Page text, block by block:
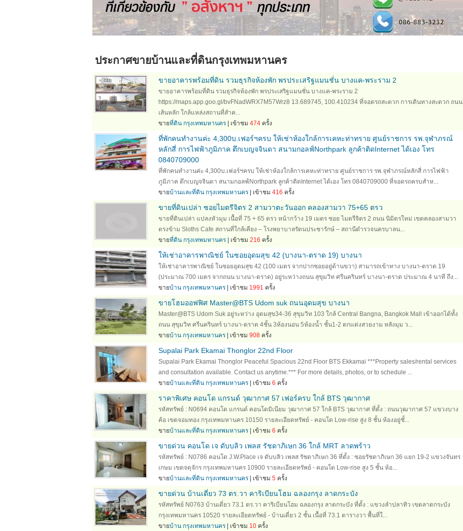
ประกาศขายบ้านและที่ดินกรุงเทพมหานคร
ขายอาคารพร้อมที่ดิน รวมธุรกิจห้องพัก พรประเสริฐแมนชั่น บางแค-พระราม 2
ขายอาคารพร้อมที่ดิน รวมธุรกิจห้องพัก พรประเสริฐแมนชั่น บางแค-พระราม 2
https://maps.app.goo.gl/bvFNadWRX7M57Wrz8 13.689745, 100.410234 ที่จอดรถสะดวก การเดินทางสะดวก ถนน
เส้นหลัก ใกล้แหล่งสถานที่สำค...
ขายที่ดิน กรุงเทพมหานคร| เข้าชม 474ครั้ง
ที่พักคนทำงานค่ะ 4,300บ.เฟอร์ฯครบ ให้เช่าห้องใกล้การเคหะท่าทราย ศูนย์ราชการ รพ.จุฬาภรณ์
หลักสี่ การไฟฟ้าภูมิภาค ตึกเบญจจินดา สนามกอลฟ์Northpark ลูกค้าติดInternet ได้เอง โทร
0840709000
ที่พักคนทำงานค่ะ 4,300บ.เฟอร์ฯครบ ให้เช่าห้องใกล้การเคหะท่าทราย ศูนย์ราชการ รพ.จุฬาภรณ์หลักสี่ การไฟฟ้า
ภูมิภาค ตึกเบญจจินดา สนามกอลฟ์Northpark ลูกค้าติดInternet ได้เอง โทร 0840709000 ที่จอดรถครบสำห...
ขายบ้านและที่ดิน กรุงเทพมหานคร| เข้าชม 416 ครั้ง
ขายที่ดินเปล่า ซอยไมตรีจิตร 2 สามวาตะวันออก คลองสามวา 75+65 ตรว
ขายที่ดินเปล่า แปลงหัวมุม เนื้อที่ 75 + 65 ตรว หน้ากว้าง 19 เมตร ซอย ไมตรีจิตร 2 ถนน นิมิตรใหม่ เขตคลองสามวา
ตรงข้าม Sloths Cafe สถานที่ใกล้เคียง – โรงพยาบาลรัตนประชารักษ์ – สถานีตำรวจนครบาลน...
ขายที่ดิน กรุงเทพมหานคร| เข้าชม 216 ครั้ง
ให้เช่าอาคารพาณิชย์ ในซอยอุดมสุข 42 (บางนา-ตราด 19) บางนา
ให้เช่าอาคารพาณิชย์ ในซอยอุดมสุข 42 (100 เมตร จากปากซอยอยู่ด้านขวา) สามารถเข้าทาง บางนา-ตราด 19
(ประมาณ 700 เมตร จากถนน บางนา-ตราด) อยู่ระหว่างถนน สุขุมวิท ศรีนครินทร์ บางนา-ตราด ประมาณ 4 นาที ถึง...
ขายบ้าน กรุงเทพมหานคร| เข้าชม 1991 ครั้ง
ขายโฮมออฟฟิศ Master@BTS Udom suk ถนนอุดมสุข บางนา
Master@BTS Udom Suk อยู่ระหว่าง อุดมสุข34-36 สุขุมวิท 103 ใกล้ Central Bangna, Bangkok Mall เข้าออกได้ทั้ง
ถนน สุขุมวิท ศรีนครินทร์ บางนา-ตราด 4ชั้น 3ห้องนอน 5ห้องน้ำ ชั้น1-2 ตกแต่งสวยงาม หลังมุม ว...
ขายบ้าน กรุงเทพมหานคร| เข้าชม 908ครั้ง
Supalai Park Ekamai Thonglor 22nd Floor
Supalai Park Ekamai Thonglor Peaceful Spacious 22nd Floor BTS Ekkamai ***Property sales/rental services
and consultation available. Contact us anytime.*** For more details, photos, or to schedule ...
ขายบ้านและที่ดิน กรุงเทพมหานคร| เข้าชม 6 ครั้ง
ราคาพิเศษ คอนโด แกรนด์ วุฒากาศ 57 เฟอร์ครบ ใกล้ BTS วุฒากาศ
รหัสทรัพย์ : N0694 คอนโด แกรนด์ คอนโดมิเนียม วุฒากาศ 57 ใกล้ BTS วุฒากาศ ที่ตั้ง : ถนนวุฒากาศ 57 แขวงบาง
ค้อ เขตจอมทอง กรุงเทพมหานคร 10150 รายละเอียดทรัพย์ - คอนโด Low-rise สูง 8 ชั้น ห้องอยู่ชั้...
ขายบ้านและที่ดิน กรุงเทพมหานคร| เข้าชม 6 ครั้ง
ขายด่วน คอนโด เจ ดับบลิว เพลส รัชดาภิเษก 36 ใกล้ MRT ลาดพร้าว
รหัสทรัพย์ : N0786 คอนโด J.W.Place เจ ดับบลิว เพลส รัชดาภิเษก 36 ที่ตั้ง : ซอยรัชดาภิเษก 36 แยก 19-2 แขวงจันทร
เกษม เขตจตุจักร กรุงเทพมหานคร 10900 รายละเอียดทรัพย์ - คอนโด Low-rise สูง 5 ชั้น ห้อ...
ขายบ้านและที่ดิน กรุงเทพมหานคร| เข้าชม 5ครั้ง
ขายด่วน บ้านเดี่ยว 73 ตร.วา คาริเบียนโฮม ฉลองกรุง ลาดกระบัง
รหัสทรัพย์ N0763 บ้านเดี่ยว 73.1 ตร.วา คาริเบียนโฮม ฉลองกรุง ลาดกระบัง ที่ตั้ง : แขวงลำปลาทิว เขตลาดกระบัง
กรุงเทพมหานคร 10520 รายละเอียดทรัพย์ - บ้านเดี่ยว 2 ชั้น เนื้อที่ 73.1 ตารางวา พื้นที่ใ...
ขายบ้าน กรุงเทพมหานคร| เข้าชม 10ครั้ง